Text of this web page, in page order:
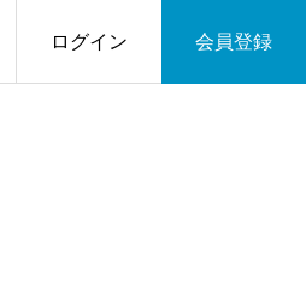
ログイン 会員登録